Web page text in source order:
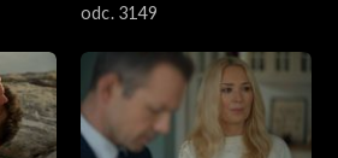
odc. 3149